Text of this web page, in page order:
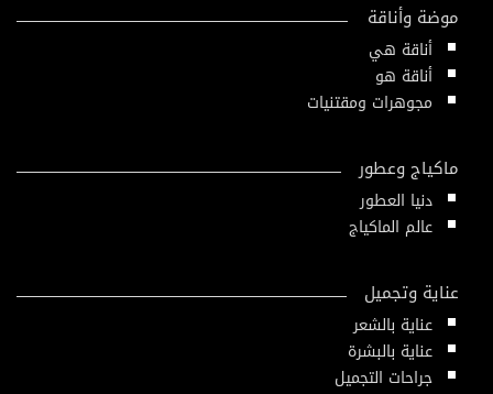
موضة وأناقة
أناقة هي
أناقة هو
مجوهرات ومقتنيات
ماكياج وعطور
دنيا العطور
عالم الماكياج
عناية وتجميل
عناية بالشعر
عناية بالبشرة
جراحات التجميل